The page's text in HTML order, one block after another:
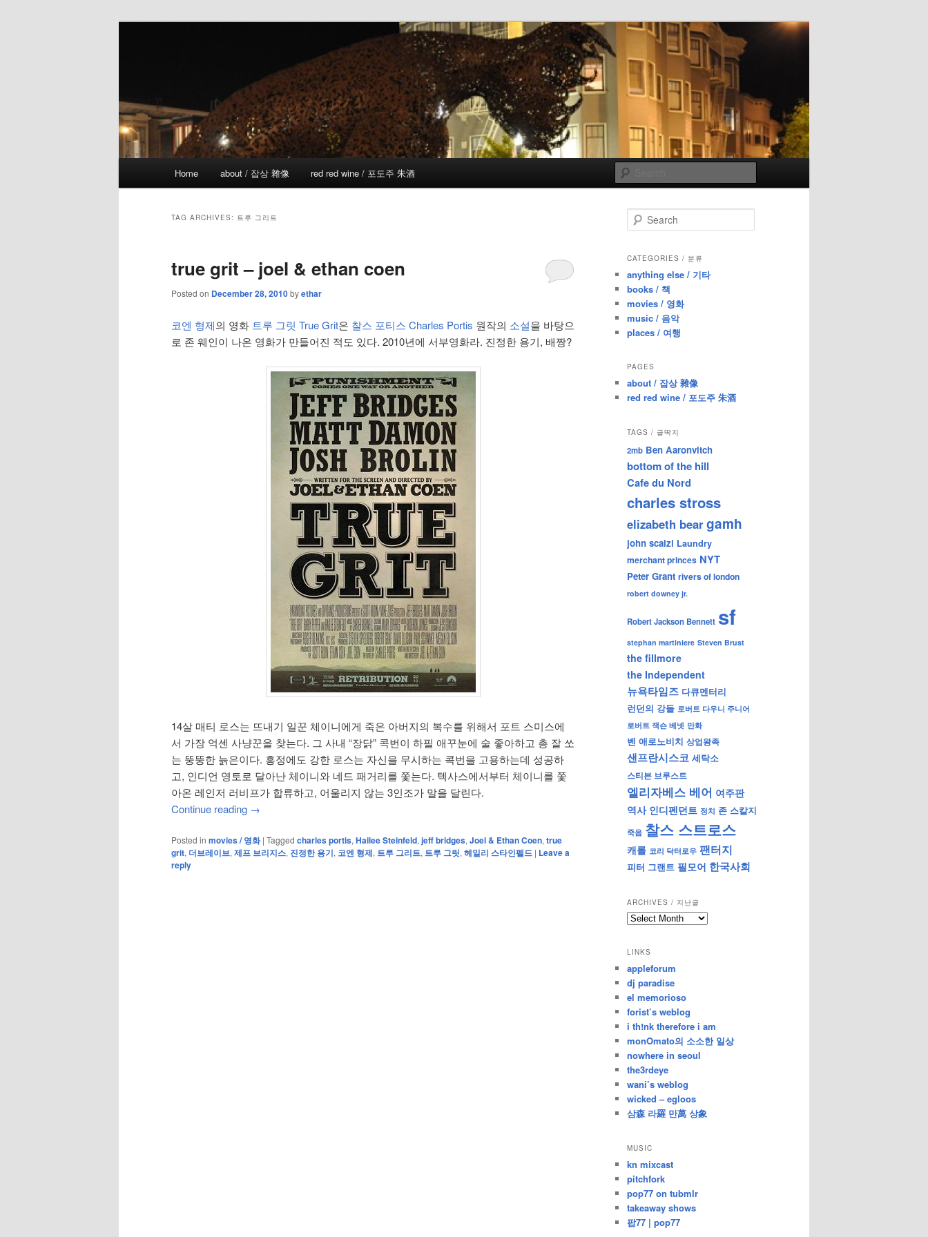
Home about / 잡상 雜像 red red wine / 포도주 朱酒
TAG ARCHIVES: 트루 그리트
true grit – joel & ethan coen
Posted on December 28, 2010byethar
코엔 형제의 영화 트루 그릿 True Grit은 찰스 포티스 Charles Portis 원작의 소설을 바탕으
로 존 웨인이 나온 영화가 만들어진 적도 있다. 2010년에 서부영화라. 진정한 용기, 배짱?
14살 매티 로스는 뜨내기 일꾼 체이니에게 죽은 아버지의 복수를 위해서 포트 스미스에
서 가장 억센 사냥꾼을 찾는다. 그 사내 “장닭” 콕번이 하필 애꾸눈에 술 좋아하고 총 잘 쏘
는 뚱뚱한 늙은이다. 흥정에도 강한 로스는 자신을 무시하는 콕번을 고용하는데 성공하
고, 인디언 영토로 달아난 체이니와 네드 패거리를 쫓는다. 텍사스에서부터 체이니를 쫓
아온 레인저 러비프가 합류하고, 어울리지 않는 3인조가 말을 달린다.
Continue reading →
Posted in movies / 영화 | Tagged charles portis, Hailee Steinfeld, jeff bridges, Joel & Ethan Coen, true
grit, 더브레이브, 제프 브리지스, 진정한 용기, 코엔 형제, 트루 그리트, 트루 그릿, 헤일리 스타인펠드 | Leave a
reply
e
r
h
CATEGORIES / 분류
anything else / 기타
books / 책
movies / 영화
music / 음악
places / 여행
PAGES
about / 잡상 雜像
red red wine / 포도주 朱酒
TAGS / 글딱지
2mb Ben Aaronvitch
bottom of the hill
Cafe du Nord
charles stross
elizabeth beargamh
john scalzi Laundry
merchant princes NYT
Peter Grant rivers of london
robert downey jr.
Robert Jackson Bennett sf
stephan martiniere Steven Brust
the fillmore
the Independent
뉴욕타임즈 다큐멘터리
런던의 강들 로버트 다우니 주니어
로버트 잭슨 베넷 만화
벤 애로노비치 상업왕족
샌프란시스코 세탁소
스티븐 브루스트
엘리자베스 베어 여주판
역사 인디펜던트 정치 존 스칼지
죽음 찰스 스트로스
캐롤 코리 닥터로우 팬터지
피터 그랜트 필모어 한국사회
ARCHIVES / 지난글
archives
난
글
LINKS
appleforum
dj paradise
el memorioso
forist’s weblog
i th!nk therefore i am
monOmato의 소소한 일상
nowhere in seoul
the3rdeye
wani’s weblog
wicked – egloos
삼森 라羅 만萬 상象
MUSIC
kn mixcast
pitchfork
pop77 on tubmlr
takeaway shows
팝77 | pop77